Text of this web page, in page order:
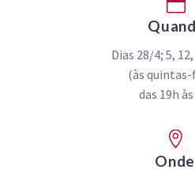
Dias 28/4; 5,
(às
das 19h


Onde